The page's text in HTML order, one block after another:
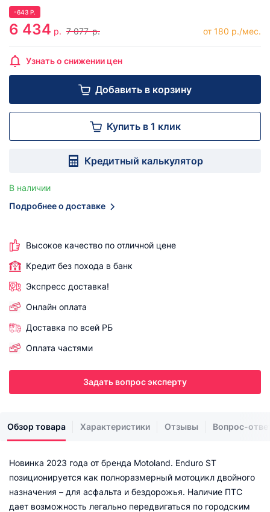
-643 Р.
6 434 р. 7 077 р. от 180 р./мес.
Узнать о снижении цен
Добавить в корзину
Купить в 1 клик
Кредитный калькулятор
В наличии
Подробнее о доставке
Высокое качество по отличной цене
Кредит без похода в банк
Экспресс доставка!
Онлайн оплата
Доставка по всей РБ
Оплата частями
Задать вопрос эксперту
Обзор товара Характеристики Отзывы Вопрос-
Новинка 2023 года от бренда Motoland. Enduro ST
позиционируется как полноразмерный мотоцикл двойного
назначения – для асфальта и бездорожья. Наличие ПТС
дает возможность легально передвигаться по городским